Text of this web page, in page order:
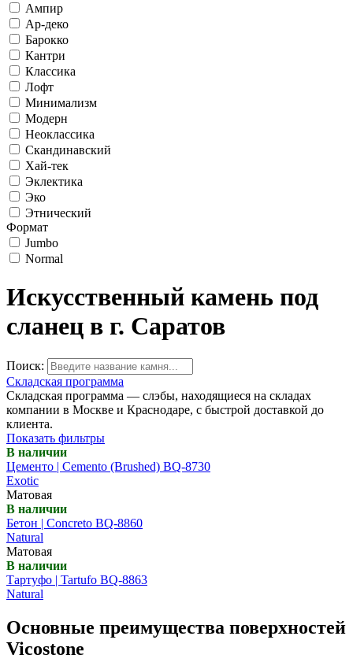
Ампир
Ар-деко
Барокко
Кантри
Классика
Лофт
Минимализм
Модерн
Неоклассика
Скандинавский
Хай-тек
Эклектика
Эко
Этнический
Формат
Jumbo
Normal
Искусственный камень под
сланец в г. Саратов
Поиск:
Складская программа
Складская программа — слэбы, находящиеся на складах
компании в Москве и Краснодаре, с быстрой доставкой до
клиента.
Показать фильтры
В наличии
Цементо | Cemento (Brushed) BQ-8730
Exotic
Матовая
В наличии
Бетон | Concreto BQ-8860
Natural
Матовая
В наличии
Тартуфо | Tartufo BQ-8863
Natural
Основные преимущества поверхностей
Vicostone